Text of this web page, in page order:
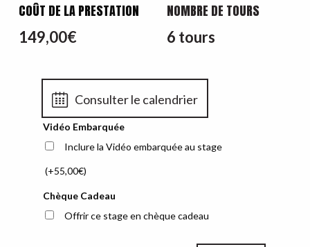
COÛT DE LA PRESTATION
149,00€
NOMBRE DE TOURS
6 tours
Consulter le calendrier
Vidéo Embarquée
Inclure la Vidéo embarquée au stage
(+55,00€)
Chèque Cadeau
Offrir ce stage en chèque cadeau